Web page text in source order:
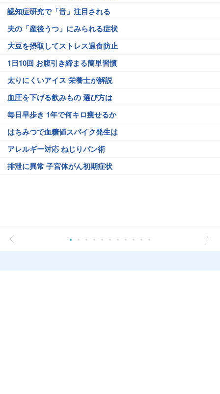
認知症研究で「音」注目される
夫の「産後うつ」にみられる症状
大豆を摂取してストレス過食防止
1日10回 お腹引き締まる簡単習慣
太りにくいアイス 栄養士が解説
血圧を下げる飲みもの 選び方は
毎日早歩き 1年で何キロ痩せるか
はちみつで血糖値スパイク発生は
アレルギー対応 ねじりパン術
排泄に異常 子宮体がん初期症状